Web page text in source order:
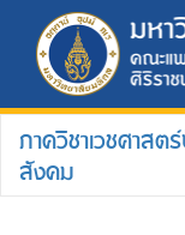
ภาควิชาเวชศาสต
สังคม